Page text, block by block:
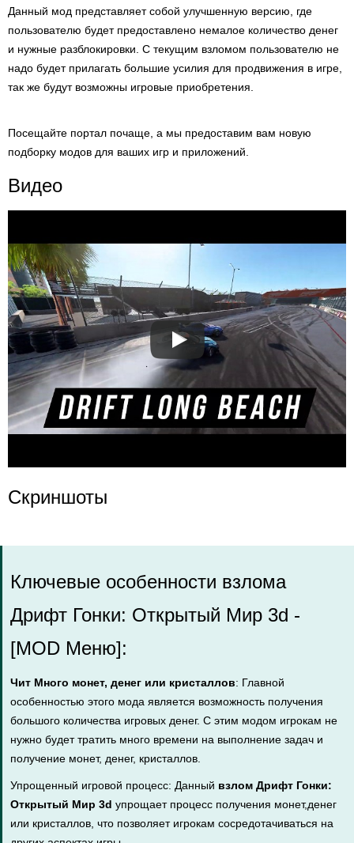
Данный мод представляет собой улучшенную версию, где
пользователю будет предоставлено немалое количество денег
и нужные разблокировки. С текущим взломом пользователю не
надо будет прилагать большие усилия для продвижения в игре,
так же будут возможны игровые приобретения.
Посещайте портал почаще, а мы предоставим вам новую
подборку модов для ваших игр и приложений.
Видео
Скриншоты
Ключевые особенности взлома
Дрифт Гонки: Открытый Мир 3d -
[MOD Меню]:
Чит Много монет, денег или кристаллов: Главной
особенностью этого мода является возможность получения
большого количества игровых денег. С этим модом игрокам не
нужно будет тратить много времени на выполнение задач и
получение монет, денег, кристаллов.
Упрощенный игровой процесс: Данный взлом Дрифт Гонки:
Открытый Мир 3d упрощает процесс получения монет,денег
или кристаллов, что позволяет игрокам сосредотачиваться на